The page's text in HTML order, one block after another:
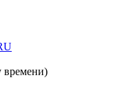
времени)